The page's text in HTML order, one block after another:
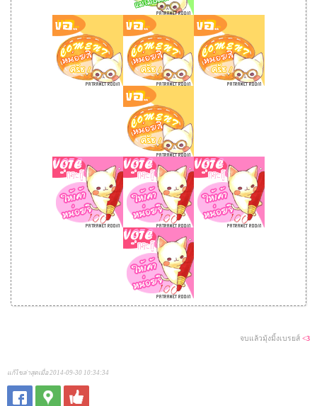
จบแล้วมุ้งมิ้งเบรยส์ <3
แก้ไขล่าสุดเมื่อ 2014-09-30 10:34:34